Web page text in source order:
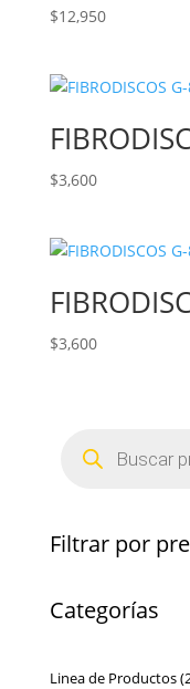
$12,950
$3,600
$3,600
productos
Filtrar por
Categorías
Linea de Productos